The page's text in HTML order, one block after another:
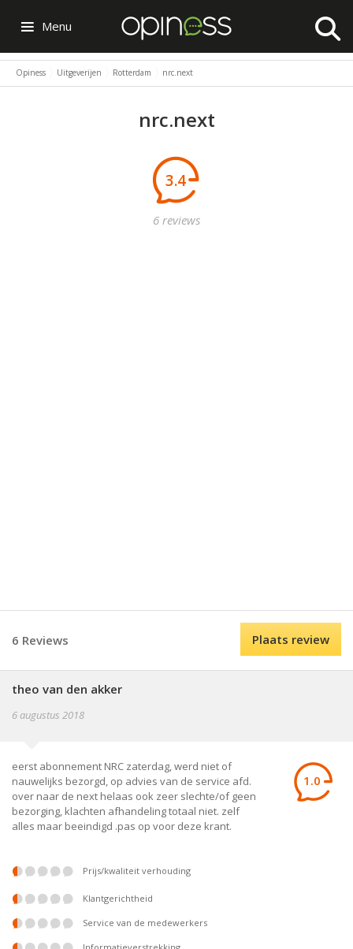
Menu
Opiness Uitgeverijen Rotterdam nrc.next
nrc.next
3.4
6 reviews
6 Reviews Plaats review
theo van den akker
6 augustus 2018
eerst abonnement NRC zaterdag, werd niet of
nauwelijks bezorgd, op advies van de service afd.
over naar de next helaas ook zeer slechte/of geen
bezorging, klachten afhandeling totaal niet. zelf
alles maar beeindigd .pas op voor deze krant.
1.0
prijs/kwaliteit verhouding
klantgerichtheid
service van de medewerkers